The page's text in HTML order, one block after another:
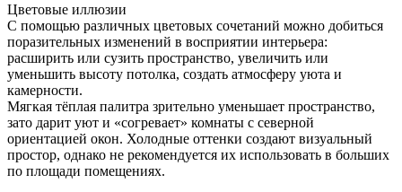
Цветовые иллюзии
С помощью различных цветовых сочетаний можно добиться
поразительных изменений в восприятии интерьера:
расширить или сузить пространство, увеличить или
уменьшить высоту потолка, создать атмосферу уюта и
камерности.
Мягкая тёплая палитра зрительно уменьшает пространство,
зато дарит уют и «согревает» комнаты с северной
ориентацией окон. Холодные оттенки создают визуальный
простор, однако не рекомендуется их использовать в больших
по площади помещениях.